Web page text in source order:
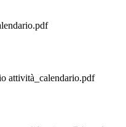
attività_calendario.pdf